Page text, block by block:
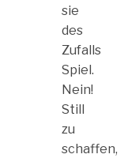
sie
des
Zufalls
Spiel.
Nein!
Still
zu
schaffen,